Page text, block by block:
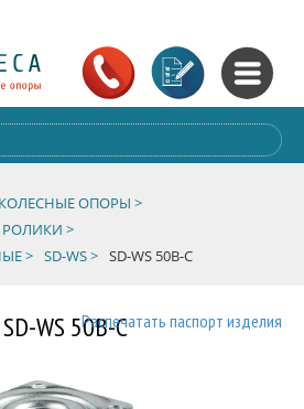
КОЛЕСНЫЕ ОПОРЫ >
>
> SD-WS > SD-WS 50B-C
SD-WS 50B-CРаспечатать паспорт изделия